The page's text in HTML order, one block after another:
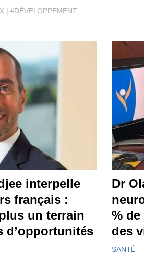
#DÉVELOPPEMENT
interpelle
français :
un terrain
d’opportunités
Dr
%
des
SANTÉ